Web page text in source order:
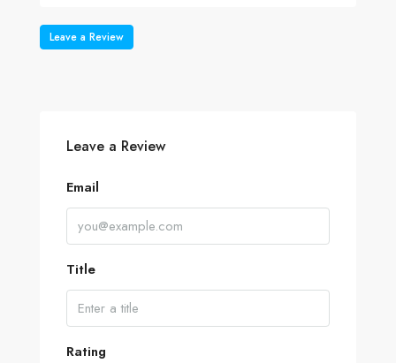
Leave a Review
Leave a Review
Email
Title
Rating